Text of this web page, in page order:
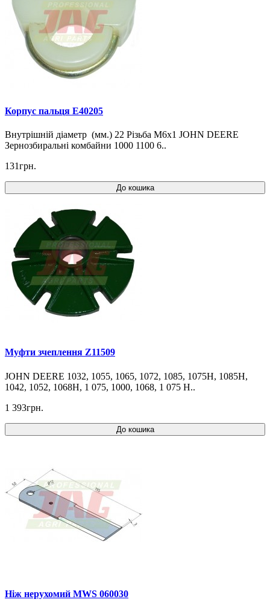
Корпус пальця E40205
Внутрішній діаметр (мм.) 22 Різьба M6x1 JOHN DEERE
Зернозбиральні комбайни 1000 1100 6..
131грн.
До кошика
Муфти зчеплення Z11509
JOHN DEERE 1032, 1055, 1065, 1072, 1085, 1075H, 1085H,
1042, 1052, 1068H, 1 075, 1000, 1068, 1 075 H..
1 393грн.
До кошика
Ніж нерухомий MWS 060030